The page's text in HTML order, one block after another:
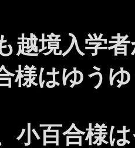
越境入学
様はゆう
小百合様